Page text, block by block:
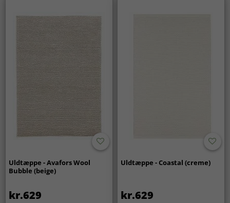
Uldtæppe - Avafors Wool
Bubble (beige)
kr.629
Uldtæppe - Coastal (creme)
kr.629